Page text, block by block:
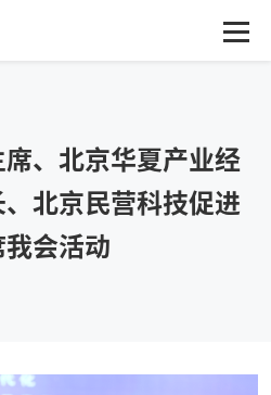
、北京华夏产业经
北京民营科技促进
会活动